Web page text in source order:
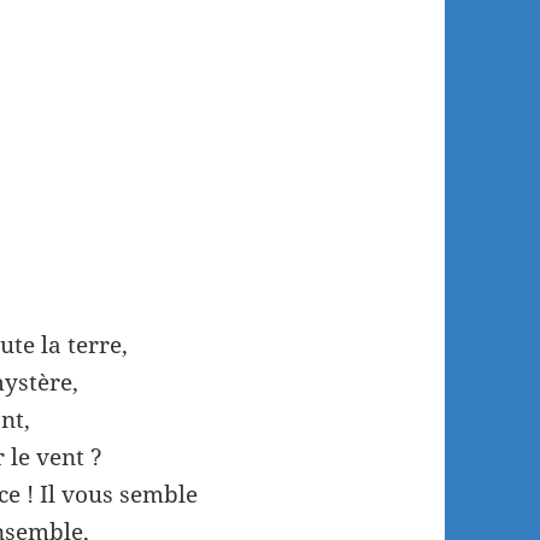
la terre,
le vent ?
! Il vous semble